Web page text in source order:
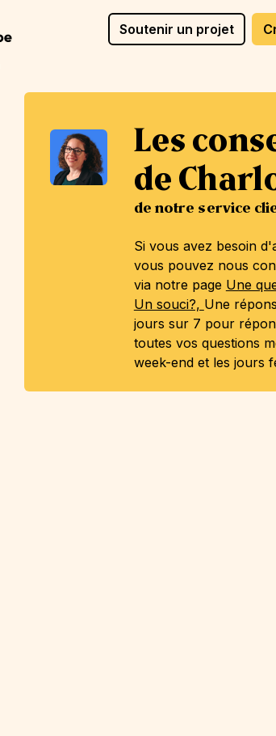
Soutenir un projet
Les
de
de notre service
Si vous avez besoin
vous pouvez nous
via notre page Une
Un souci?, Une
jours sur 7 pour
toutes vos questions
week-end et les jours